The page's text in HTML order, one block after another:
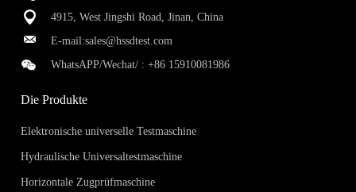
4915, West Jingshi Road, Jinan, China
E-mail:sales@hssdtest.com
WhatsAPP/Wechat/ :+86 15910081986
Die Produkte
Elektronische universelle Testmaschine
Hydraulische Universaltestmaschine
Horizontale Zugprüfmaschine